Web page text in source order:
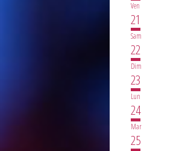
Ven
21
Sam
22
Dim
23
Lun
24
Mar
25